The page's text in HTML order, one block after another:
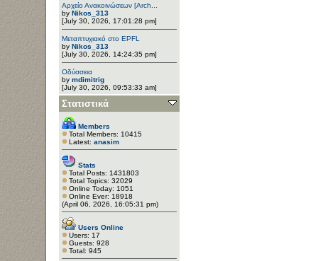
Αρχείο Ανακοινώσεων [Arch...
by Nikos_313
[July 30, 2026, 17:01:28 pm]
Μεταπτυχιακό στο EPFL
by Nikos_313
[July 30, 2026, 14:24:35 pm]
Οδύσσεια
by mdimitrig
[July 30, 2026, 09:53:33 am]
Στατιστικά
Members
Total Members: 10415
Latest: anasim
Stats
Total Posts: 1431803
Total Topics: 32029
Online Today: 1051
Online Ever: 18918
(April 06, 2026, 16:05:31 pm)
Users Online
Users: 17
Guests: 928
Total: 945